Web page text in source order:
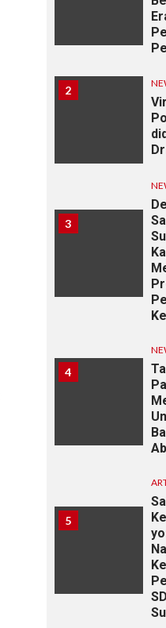
2
3
4
5